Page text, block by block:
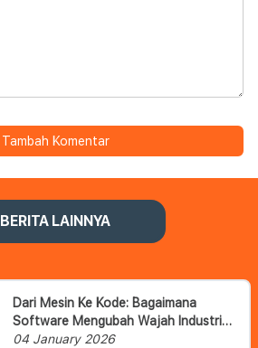
Tambah Komentar
BERITA LAINNYA
Dari Mesin Ke Kode: Bagaimana
Software Mengubah Wajah Industri
Otomotif Dan Daya Saing Pasar
04 January 2026